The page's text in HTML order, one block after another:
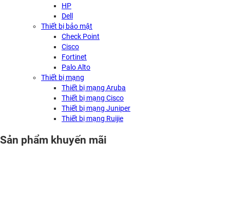
HP
Dell
Thiết bị bảo mật
Check Point
Cisco
Fortinet
Palo Alto
Thiết bị mạng
Thiết bị mạng Aruba
Thiết bị mạng Cisco
Thiết bị mạng Juniper
Thiết bị mạng Ruijie
Sản phẩm khuyến mãi